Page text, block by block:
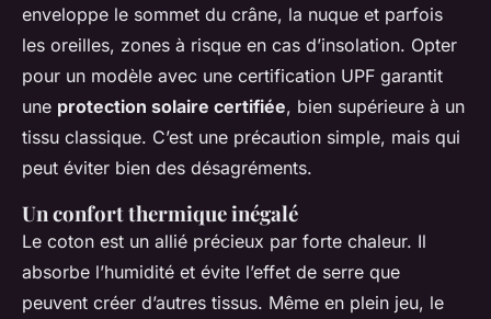
enveloppe le sommet du crâne, la nuque et parfois
les oreilles, zones à risque en cas d’insolation. Opter
pour un modèle avec une certification UPF garantit
une protection solaire certifiée, bien supérieure à un
tissu classique. C’est une précaution simple, mais qui
peut éviter bien des désagréments.
Un confort thermique inégalé
Le coton est un allié précieux par forte chaleur. Il
absorbe l’humidité et évite l’effet de serre que
peuvent créer d’autres tissus. Même en plein jeu, le